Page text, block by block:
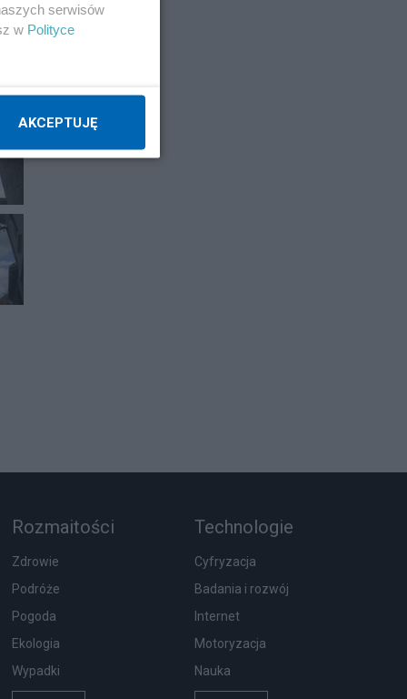
Rozmaitości
Zdrowie
Podróże
Pogoda
Ekologia
Wypadki
Technologie
Cyfryzacja
Badania i rozwój
Internet
Motoryzacja
Nauka
serwisów
w Polityce
AKCEPTUJĘ